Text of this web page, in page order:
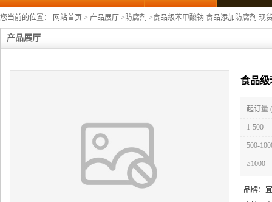
您当前的位置： 网站首页 > 产品展厅 > 防腐剂 >食品级苯甲酸钠 食品添加防腐剂 现
产品展厅
食品级
起订量
1-500
500-
≥1000
品牌：